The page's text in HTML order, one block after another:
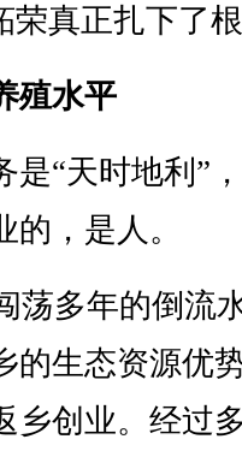
荣真正扎下了
水平
“天时地利”
，是人。
多年的倒流
的生态资源优
乡创业。经过